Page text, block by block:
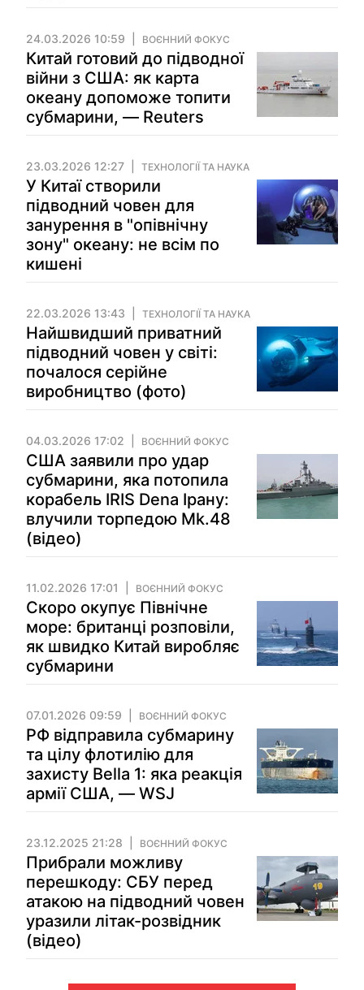
24.03.2026 10:59 ВОЄННИЙ ФОКУС
Китай готовий до підводної
війни з США: як карта
океану допоможе топити
субмарини, — Reuters
23.03.2026 12:27 ТЕХНОЛОГІЇ ТА НАУКА
У Китаї створили
підводний човен для
занурення в "опівнічну
зону" океану: не всім по
кишені
22.03.2026 13:43 ТЕХНОЛОГІЇ ТА НАУКА
Найшвидший приватний
підводний човен у світі:
почалося серійне
виробництво (фото)
04.03.2026 17:02 ВОЄННИЙ ФОКУС
США заявили про удар
субмарини, яка потопила
корабель IRIS Dena Ірану:
влучили торпедою Mk.48
(відео)
11.02.2026 17:01 ВОЄННИЙ ФОКУС
Скоро окупує Північне
море: британці розповіли,
як швидко Китай виробляє
субмарини
07.01.2026 09:59 ВОЄННИЙ ФОКУС
РФ відправила субмарину
та цілу флотилію для
захисту Bella 1: яка реакція
армії США, — WSJ
23.12.2025 21:28 ВОЄННИЙ ФОКУС
Прибрали можливу
перешкоду: СБУ перед
атакою на підводний човен
уразили літак-розвідник
(відео)